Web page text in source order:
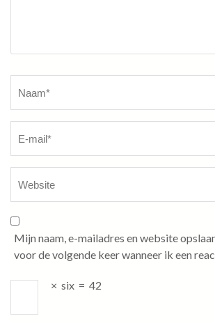
Mijn naam, e-mailadres en website
voor de volgende keer wanneer ik een
× six = 42